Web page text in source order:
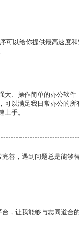
可以给你提供最高速度
大、操作简单的办公软件
可以满足我日常办公的所
上手。
善，遇到问题总是能够
，让我能够与志同道合